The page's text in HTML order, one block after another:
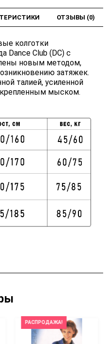
ОТЗЫВЫ (0)
колготки
Dance Club (DC) с
новым методом,
затяжек.
талией, усиленной
мыском.
РАСПРОДАЖА!